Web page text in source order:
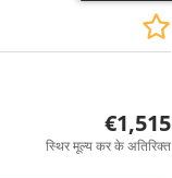
€1,515
स्थिर मूल्य कर के अतिरिक्त